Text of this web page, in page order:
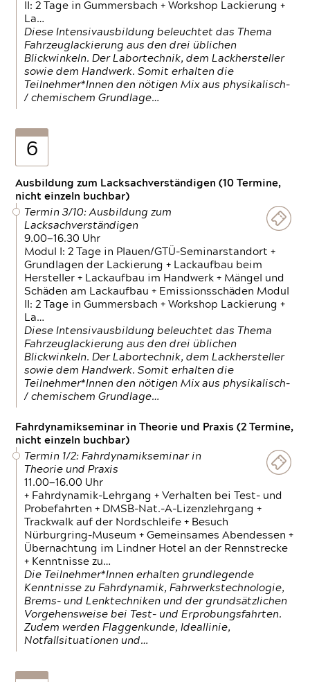
II: 2 Tage in Gummersbach + Workshop Lackierung +
La…
Diese Intensivausbildung beleuchtet das Thema
Fahrzeuglackierung aus den drei üblichen
Blickwinkeln. Der Labortechnik, dem Lackhersteller
sowie dem Handwerk. Somit erhalten die
Teilnehmer*Innen den nötigen Mix aus physikalisch-
/ chemischem Grundlage…
6
Ausbildung zum Lacksachverständigen (10 Termine,
nicht einzeln buchbar)
Termin 3/10: Ausbildung zum
Lacksachverständigen
9.00—16.30 Uhr
Modul I: 2 Tage in Plauen/GTÜ-Seminarstandort +
Grundlagen der Lackierung + Lackaufbau beim
Hersteller + Lackaufbau im Handwerk + Mängel und
Schäden am Lackaufbau + Emissionsschäden Modul
II: 2 Tage in Gummersbach + Workshop Lackierung +
La…
Diese Intensivausbildung beleuchtet das Thema
Fahrzeuglackierung aus den drei üblichen
Blickwinkeln. Der Labortechnik, dem Lackhersteller
sowie dem Handwerk. Somit erhalten die
Teilnehmer*Innen den nötigen Mix aus physikalisch-
/ chemischem Grundlage…
Fahrdynamikseminar in Theorie und Praxis (2 Termine,
nicht einzeln buchbar)
Termin 1/2: Fahrdynamikseminar in
Theorie und Praxis
11.00—16.00 Uhr
+ Fahrdynamik-Lehrgang + Verhalten bei Test- und
Probefahrten + DMSB-Nat.-A-Lizenzlehrgang +
Trackwalk auf der Nordschleife + Besuch
Nürburgring-Museum + Gemeinsames Abendessen +
Übernachtung im Lindner Hotel an der Rennstrecke
+ Kenntnisse zu…
Die Teilnehmer*Innen erhalten grundlegende
Kenntnisse zu Fahrdynamik, Fahrwerkstechnologie,
Brems- und Lenktechniken und der grundsätzlichen
Vorgehensweise bei Test- und Erprobungsfahrten.
Zudem werden Flaggenkunde, Ideallinie,
Notfallsituationen und…